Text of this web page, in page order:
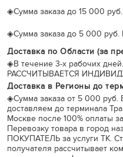
◈Сумма заказа до 15 000
◈Сумма заказа до 5 000
Доставка по Области (за
◈В течение 3-х рабочих
РАССЧИТЫВАЕТСЯ
Доставка в Регионы до
◈Сумма заказа от 5 000 руб.
доставляем до терминала
Москве после 100% оплаты
Перевозку товара в город
ПОКУПАТЕЛЬ за услуги ТК.
получателя рассчитывает